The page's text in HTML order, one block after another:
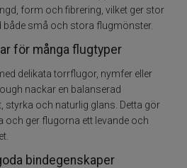
form och fibrering, vilket ger stor
både små och stora flugmönster.
för många flugtyper
delikata torrflugor, nymfer eller
nackar en balanserad
styrka och naturlig glans. Detta gör
och ger flugorna ett levande och
bindegenskaper